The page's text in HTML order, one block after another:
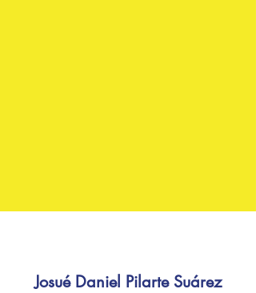
Josué Daniel Pilarte Suárez